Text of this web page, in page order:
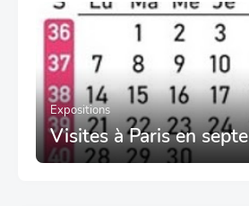
Expositions
Visites à Paris en